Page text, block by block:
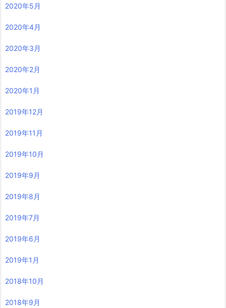
2020年5月
2020年4月
2020年3月
2020年2月
2020年1月
2019年12月
2019年11月
2019年10月
2019年9月
2019年8月
2019年7月
2019年6月
2019年1月
2018年10月
2018年9月